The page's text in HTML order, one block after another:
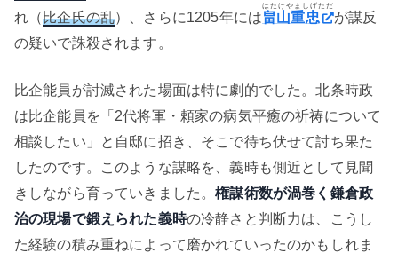
れ（比企氏の乱）、さらに1205年には畠山重忠
はたけやましげただ
が謀反
の疑いで誅殺されます。
比企能員が討滅された場面は特に劇的でした。北条時政
は比企能員を「2代将軍・頼家の病気平癒の祈祷について
相談したい」と自邸に招き、そこで待ち伏せて討ち果た
したのです。このような謀略を、義時も側近として見聞
きしながら育っていきました。権謀術数が渦巻く鎌倉政
治の現場で鍛えられた義時の冷静さと判断力は、こうし
た経験の積み重ねによって磨かれていったのかもしれま